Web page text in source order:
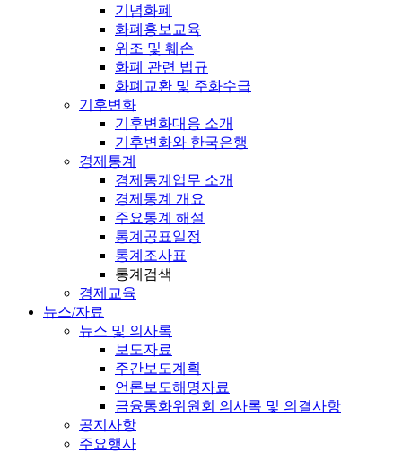
기념화폐
화폐홍보교육
위조 및 훼손
화폐 관련 법규
화폐교환 및 주화수급
기후변화
기후변화대응 소개
기후변화와 한국은행
경제통계
경제통계업무 소개
경제통계 개요
주요통계 해설
통계공표일정
통계조사표
통계검색
경제교육
뉴스/자료
뉴스 및 의사록
보도자료
주간보도계획
언론보도해명자료
금융통화위원회 의사록 및 의결사항
공지사항
주요행사